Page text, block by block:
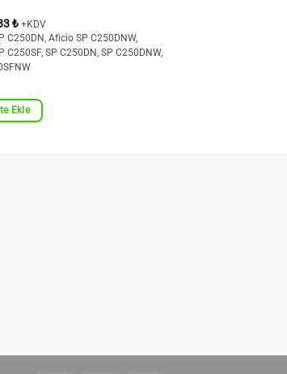
₺ +KDV
C250DN, Aficio SP C250DNW,
C250SF, SP C250DN, SP C250DNW,
Ekle